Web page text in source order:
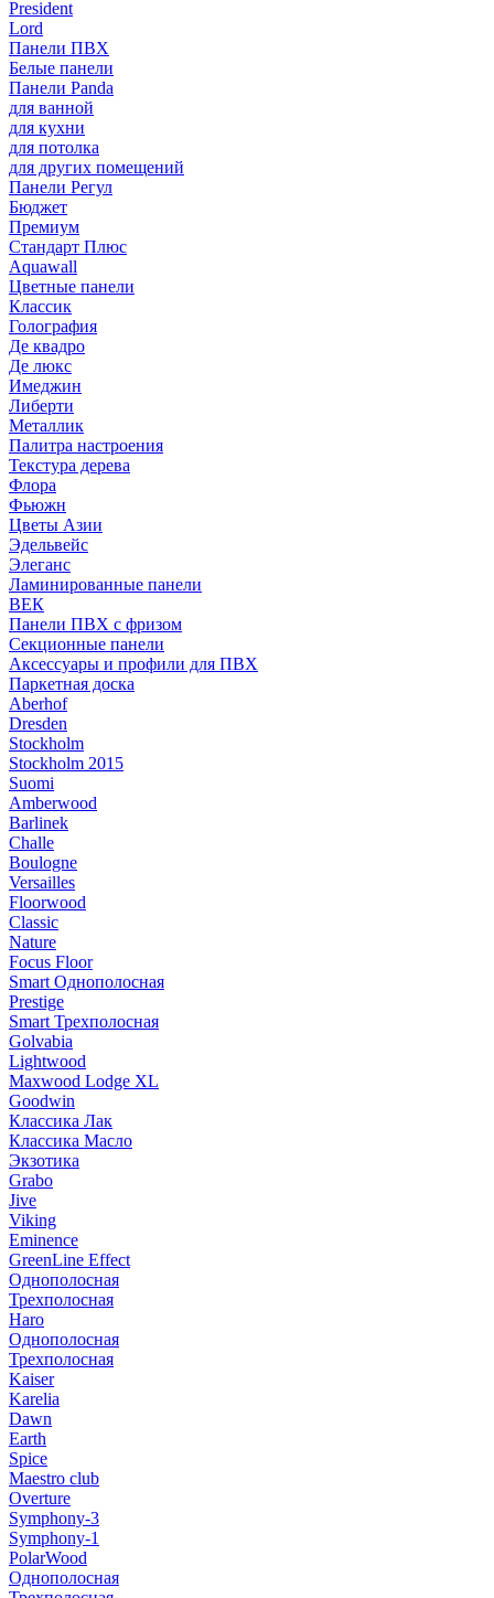
President
Lord
Панели ПВХ
Белые панели
Панели Panda
для ванной
для кухни
для потолка
для других помещений
Панели Регул
Бюджет
Премиум
Стандарт Плюс
Aquawall
Цветные панели
Классик
Голография
Де квадро
Де люкс
Имеджин
Либерти
Металлик
Палитра настроения
Текстура дерева
Флора
Фьюжн
Цветы Азии
Эдельвейс
Элеганс
Ламинированные панели
ВЕК
Панели ПВХ с фризом
Секционные панели
Аксессуары и профили для ПВХ
Паркетная доска
Aberhof
Dresden
Stockholm
Stockholm 2015
Suomi
Amberwood
Barlinek
Challe
Boulogne
Versailles
Floorwood
Classic
Nature
Focus Floor
Smart Однополосная
Prestige
Smart Трехполосная
Golvabia
Lightwood
Maxwood Lodge XL
Goodwin
Классика Лак
Классика Масло
Экзотика
Grabo
Jive
Viking
Eminence
GreenLine Effect
Однополосная
Трехполосная
Haro
Однополосная
Трехполосная
Kaiser
Karelia
Dawn
Earth
Spice
Maestro club
Overture
Symphony-3
Symphony-1
PolarWood
Однополосная